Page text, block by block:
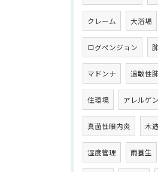
クレーム 大浴場
ログペンジョン
マドンナ 過敏性
住環境 アレルゲン
真菌性眼内炎 木造
湿度管理 雨養生